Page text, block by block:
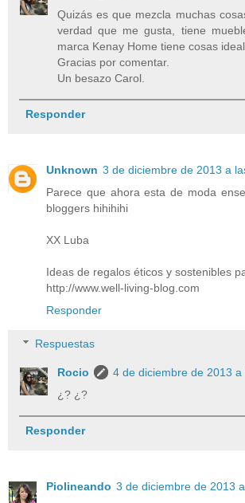
Quizás es que mezcla muchas
verdad que me gusta, tiene
marca Kenay Home tiene cosas
Gracias por comentar.
Un besazo Carol.
Responder
Unknown 3 de diciembre de 2013 a
Parece que ahora esta de moda
bloggers hihihihi
XX Luba
Ideas de regalos éticos y sostenibles
http://www.well-living-blog.com
Responder
Respuestas
Rocio
4 de diciembre de 2013 a
¿? ¿?
Responder
Piolineando 3 de diciembre de 2013